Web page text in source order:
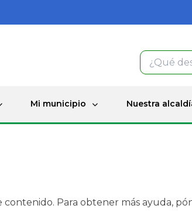
Mi municipio Nuestra
Para obtener más ayuda,